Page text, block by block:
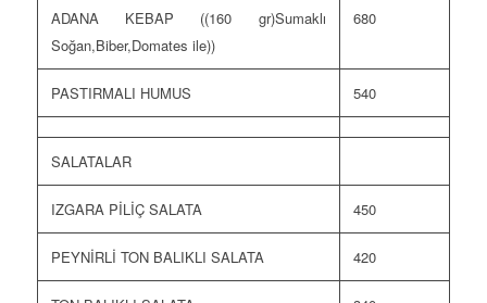
ADANA KEBAP ((160 gr)Sumaklı
Soğan,Biber,Domates ile))
680
PASTIRMALI HUMUS 540
SALATALAR
IZGARA PİLİÇ SALATA 450
PEYNİRLİ TON BALIKLI SALATA 420